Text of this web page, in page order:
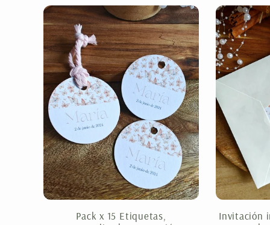
Pack x 15 Etiquetas,
Invitación